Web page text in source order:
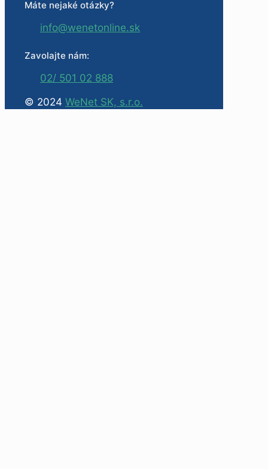
Máte nejaké otázky?
info@wenetonline.sk
Zavolajte nám:
02/ 501 02 888
© 2024 WeNet SK, s.r.o.